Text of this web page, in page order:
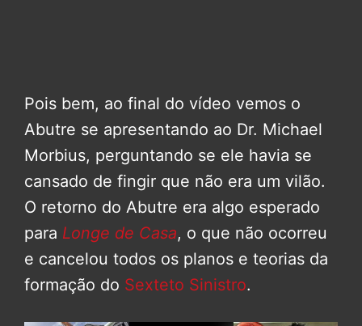
Pois bem, ao final do vídeo vemos o
Abutre se apresentando ao Dr. Michael
Morbius, perguntando se ele havia se
cansado de fingir que não era um vilão.
O retorno do Abutre era algo esperado
para Longe de Casa, o que não ocorreu
e cancelou todos os planos e teorias da
formação do Sexteto Sinistro.